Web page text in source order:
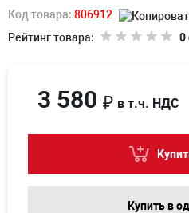
Код товара: 806912
Рейтинг товара:
0
3 580 ₽ в т.ч. НДС
Купить в